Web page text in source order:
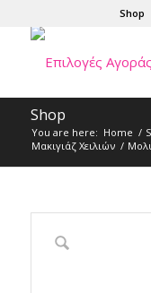
Shop
Shop
You are here: Home /
Μακιγιάζ Χειλιών /